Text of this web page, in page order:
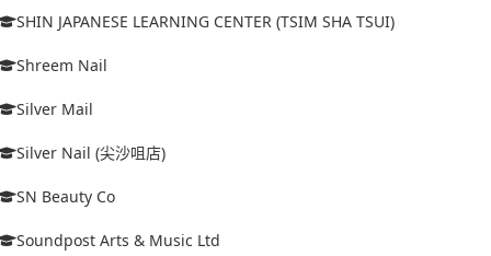
SHIN JAPANESE LEARNING CENTER (TSIM SHA TSUI)
Shreem Nail
Silver Mail
Silver Nail (尖沙咀店)
SN Beauty Co
Soundpost Arts & Music Ltd